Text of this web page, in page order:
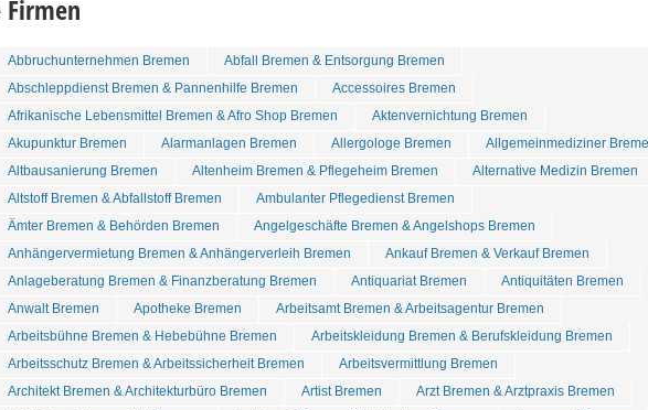
Abbruchunternehmen Bremen
Abfall Bremen & Entsorgung Bremen
Abschleppdienst Bremen & Pannenhilfe Bremen
Accessoires Bremen
Afrikanische Lebensmittel Bremen & Afro Shop Bremen
Aktenvernichtung Bremen
Akupunktur Bremen
Alarmanlagen Bremen Allergologe Bremen
Allgemeinmediziner
Altbausanierung Bremen
Altenheim Bremen & Pflegeheim Bremen
Alternative Medizin Bremen
Altstoff Bremen & Abfallstoff Bremen
Ambulanter Pflegedienst Bremen
Ämter Bremen & Behörden Bremen
Angelgeschäfte Bremen & Angelshops Bremen
Anhängervermietung Bremen & Anhängerverleih Bremen
Ankauf Bremen & Verkauf Bremen
Anlageberatung Bremen & Finanzberatung Bremen
Antiquariat Bremen
Antiquitäten Bremen
Anwalt Bremen
Apotheke Bremen
Arbeitsamt Bremen & Arbeitsagentur Bremen
Arbeitsbühne Bremen & Hebebühne Bremen
Arbeitskleidung Bremen & Berufskleidung Bremen
Arbeitsschutz Bremen & Arbeitssicherheit Bremen
Arbeitsvermittlung Bremen
Architekt Bremen & Architekturbüro Bremen
Artist Bremen
Arzt Bremen & Arztpraxis Bremen